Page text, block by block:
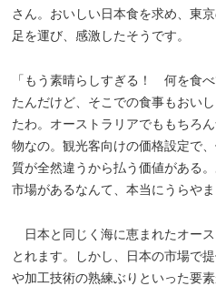
さん。おいしい日本食を求め、東
足を運び、感激したそうです。
「もう素晴らしすぎる！ 何を食
たんだけど、そこでの食事もおい
たわ。オーストラリアでももちろ
物なの。観光客向けの価格設定で
質が全然違うから払う価値がある
市場があるなんて、本当にうらやま
日本と同じく海に恵まれたオー
とれます。しかし、日本の市場で
や加工技術の熟練ぶりといった要